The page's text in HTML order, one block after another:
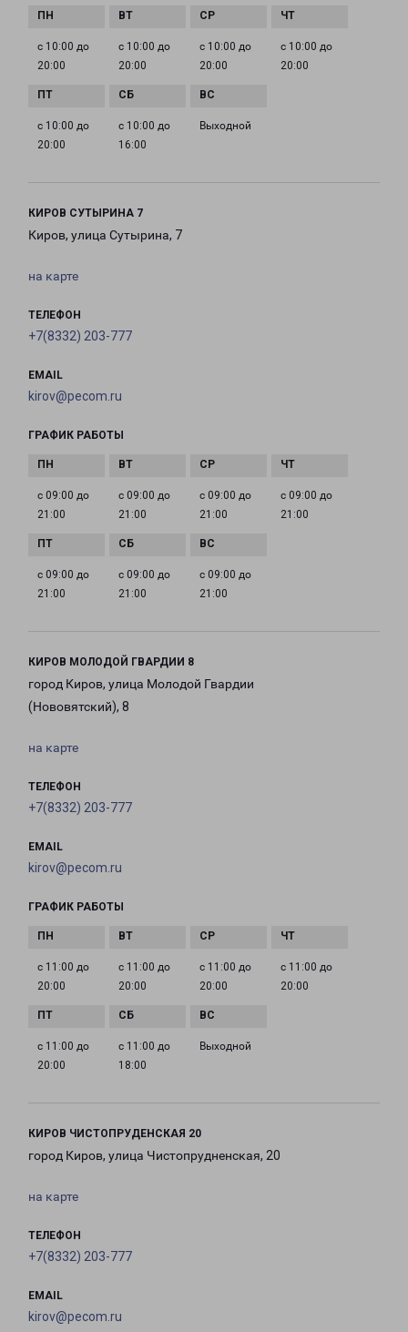
с 10:00 до
20:00
с 10:00 до
20:00
с 10:00 до
20:00
с 10:00 до
20:00
с 10:00 до
20:00
с 10:00 до
16:00
Выходной
КИРОВ СУТЫРИНА 7
Киров, улица Сутырина, 7
на карте
ТЕЛЕФОН
+7(8332) 203-777
EMAIL
kirov@pecom.ru
ГРАФИК РАБОТЫ
с 09:00 до
21:00
с 09:00 до
21:00
с 09:00 до
21:00
с 09:00 до
21:00
с 09:00 до
21:00
с 09:00 до
21:00
с 09:00 до
21:00
КИРОВ МОЛОДОЙ ГВАРДИИ 8
город Киров, улица Молодой Гвардии
(Нововятский), 8
на карте
ТЕЛЕФОН
+7(8332) 203-777
EMAIL
kirov@pecom.ru
ГРАФИК РАБОТЫ
с 11:00 до
20:00
с 11:00 до
20:00
с 11:00 до
20:00
с 11:00 до
20:00
с 11:00 до
20:00
с 11:00 до
18:00
Выходной
КИРОВ ЧИСТОПРУДЕНСКАЯ 20
город Киров, улица Чистопрудненская, 20
на карте
ТЕЛЕФОН
+7(8332) 203-777
EMAIL
kirov@pecom.ru